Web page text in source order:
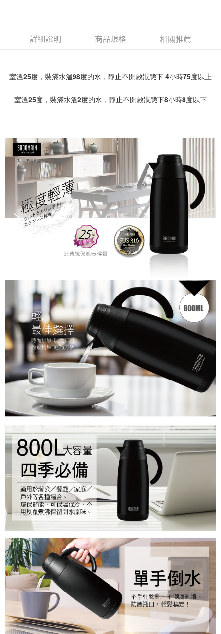
詳細說明 商品規格 相關推薦
室溫25度，裝滿水溫98度的水，靜止不開啟狀態下 4小時75度以上
室溫25度，裝滿水溫2度的水，靜止不開啟狀態下8小時8度以下